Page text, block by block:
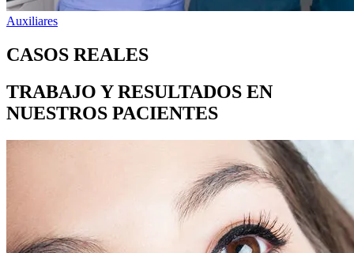
Auxiliares
CASOS REALES
TRABAJO Y RESULTADOS EN
NUESTROS PACIENTES